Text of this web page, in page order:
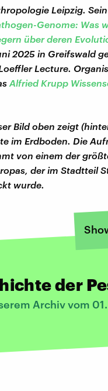
Leipzig.
Genome: Was
über deren
2025 in Greifswald
Lecture.
Alfried Krupp
Bild oben zeigt
im Erdboden. Die
von einem der
der im Stadtteil
wurde.
der
Archiv vom